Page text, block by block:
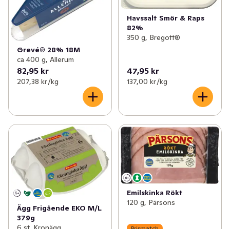
Grevé® 28% 18M
ca 400 g, Allerum
82,95 kr
207,38 kr /kg
Havssalt Smör & Raps
82%
350 g, Bregott®
47,95 kr
137,00 kr /kg
Ägg Frigående EKO M/L
379g
Emilskinka Rökt
120 g, Pärsons